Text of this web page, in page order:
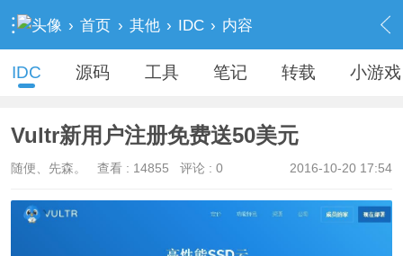
› 首页 › 其他 › IDC › 内容
IDC 源码 工具 笔记 转载 小游戏
Vultr新用户注册免费送50美元
2016-10-20 17:54
随便、先森。 查看 : 14855 评论 : 0